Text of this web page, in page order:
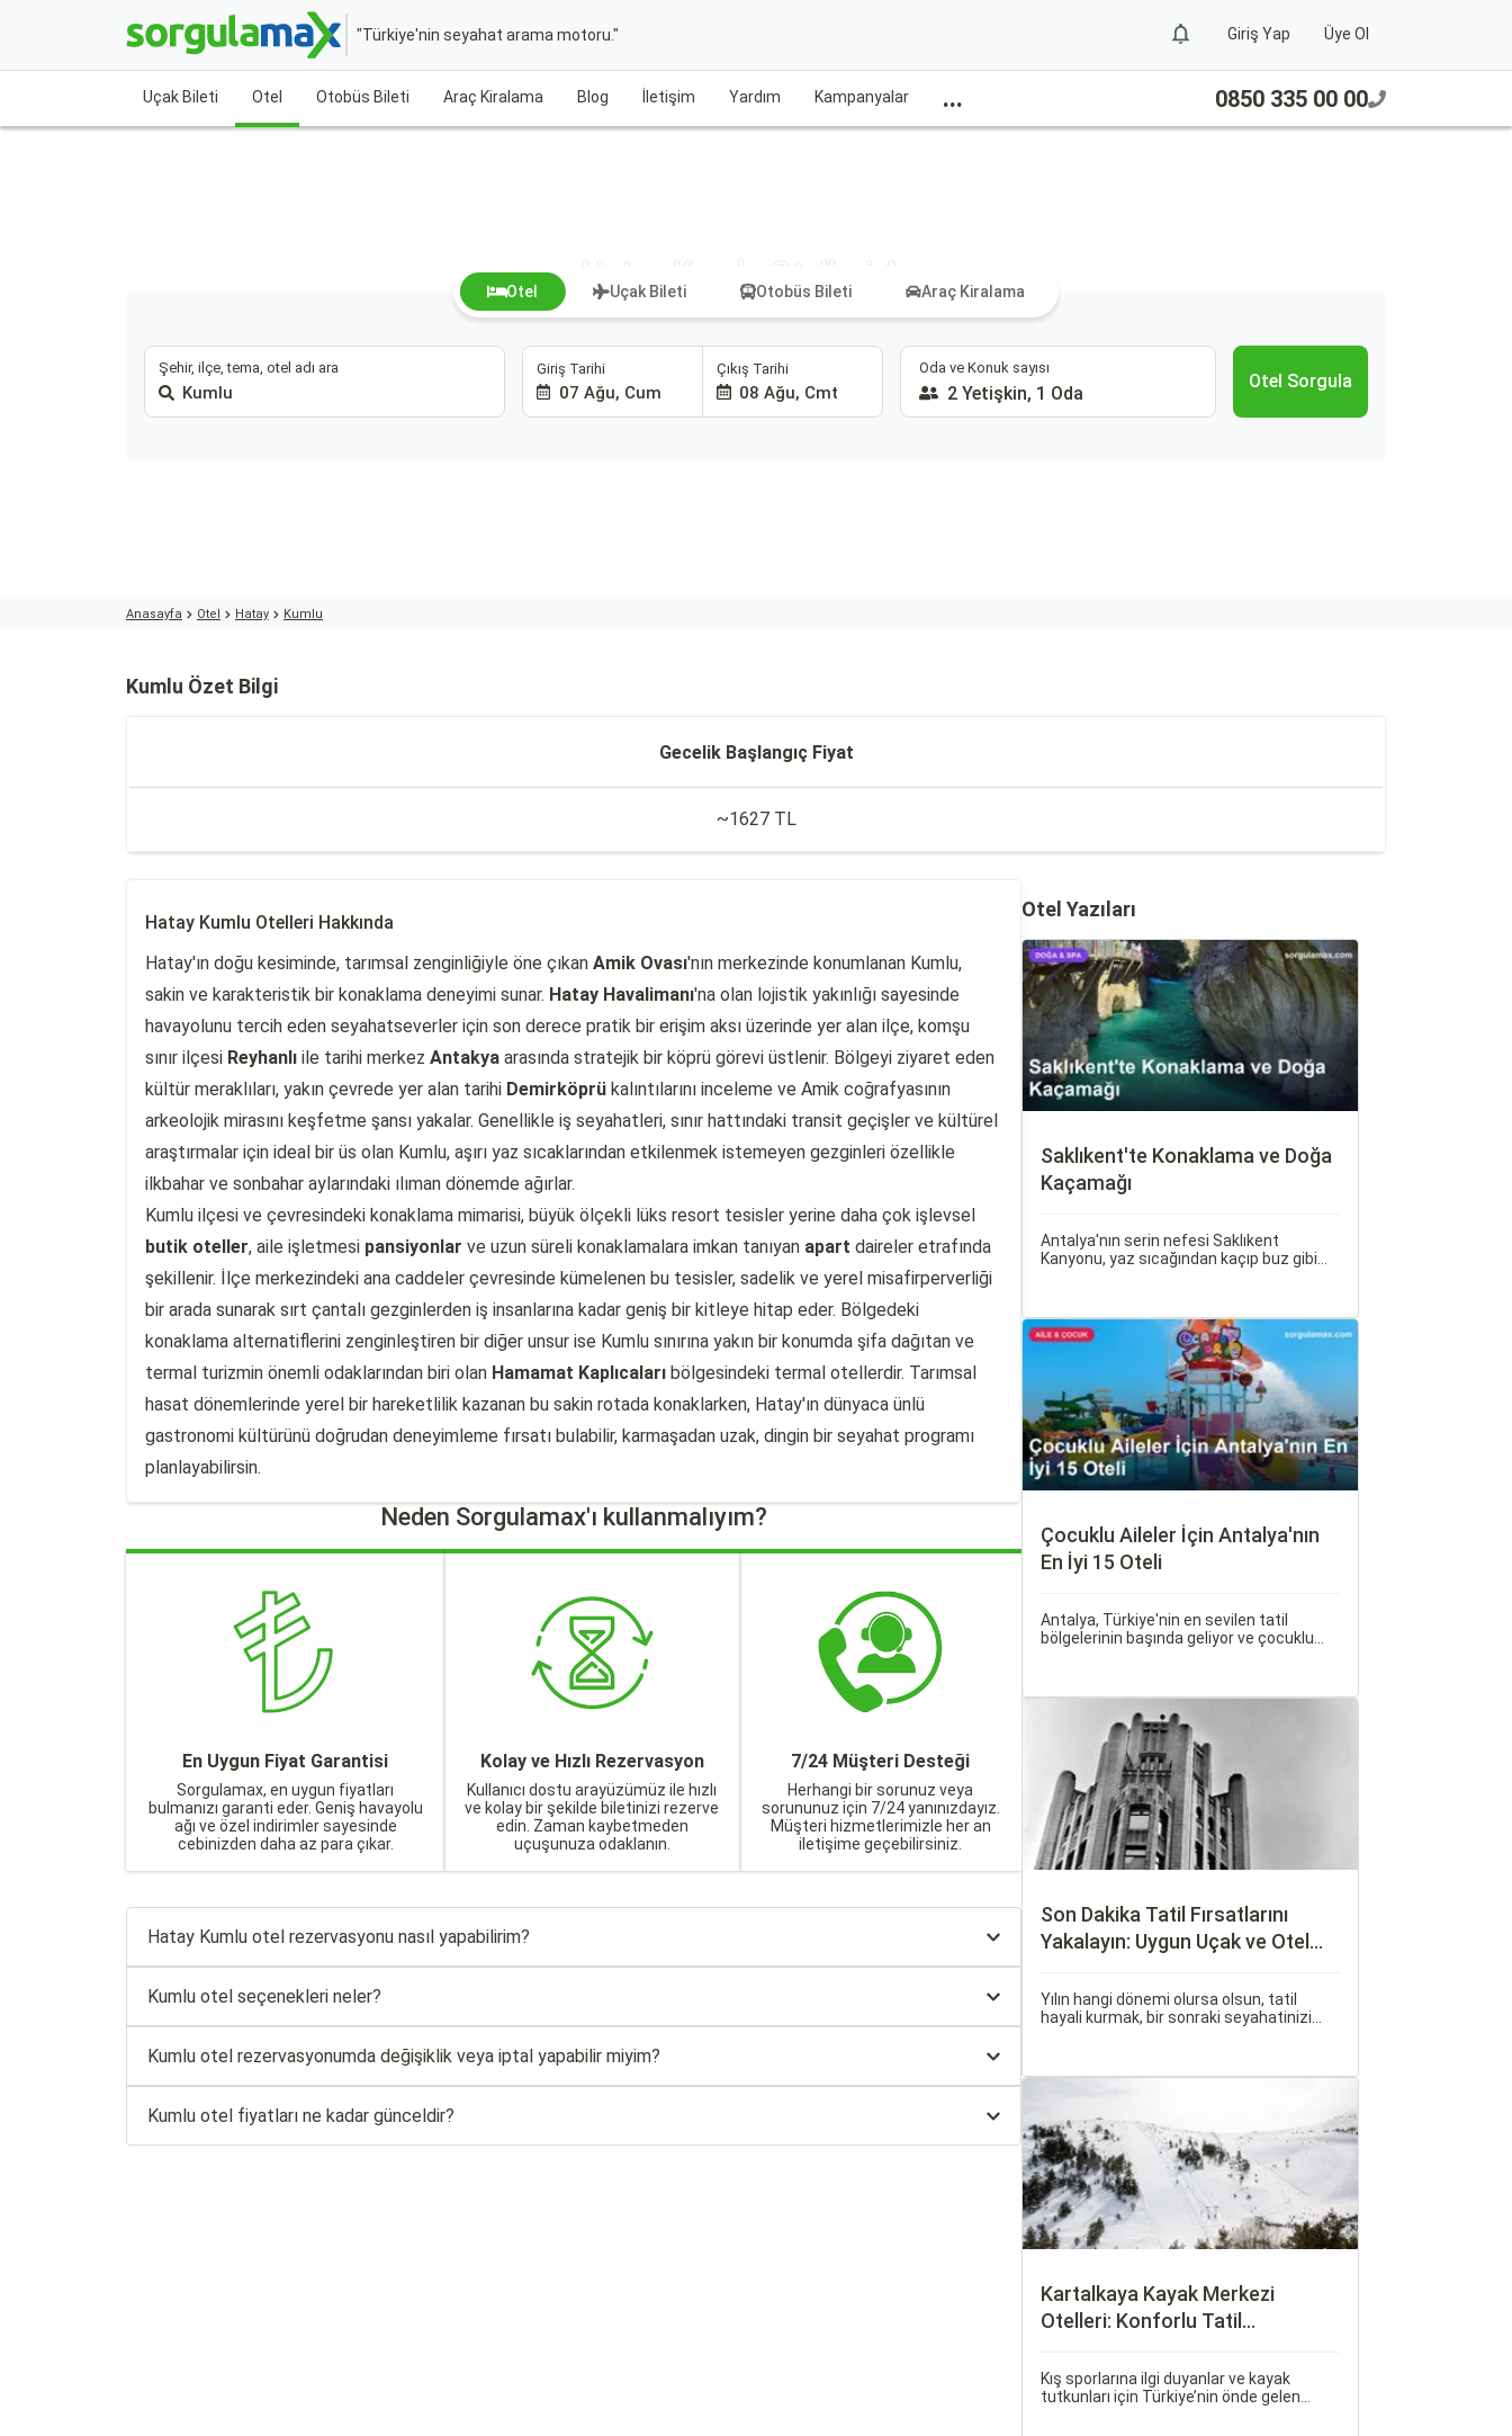
"Türkiye'nin seyahat arama motoru." Giriş Yap Üye Ol
Uçak Bileti Otel Otobüs Bileti Araç Kiralama Blog İletişim Yardım Kampanyalar ... 0850 335 00 00
Hatay Kumlu Otelleri Ara
Otel Uçak Bileti Otobüs Bileti Araç Kiralama
Şehir, ilçe, tema, otel adı ara Giriş Tarihi
07 Ağu, Cum
Çıkış Tarihi
08 Ağu, Cmt
Oda ve Konuk sayısı
2 Yetişkin, 1 Oda
Otel Sorgula
Anasayfa Otel Hatay Kumlu
Kumlu Özet Bilgi
Gecelik Başlangıç Fiyat
~1627 TL
Hatay Kumlu Otelleri Hakkında
Hatay'ın doğu kesiminde, tarımsal zenginliğiyle öne çıkan Amik Ovası'nın merkezinde konumlanan Kumlu,
sakin ve karakteristik bir konaklama deneyimi sunar. Hatay Havalimanı'na olan lojistik yakınlığı sayesinde
havayolunu tercih eden seyahatseverler için son derece pratik bir erişim aksı üzerinde yer alan ilçe, komşu
sınır ilçesi Reyhanlı ile tarihi merkez Antakya arasında stratejik bir köprü görevi üstlenir. Bölgeyi ziyaret eden
kültür meraklıları, yakın çevrede yer alan tarihi Demirköprü kalıntılarını inceleme ve Amik coğrafyasının
arkeolojik mirasını keşfetme şansı yakalar. Genellikle iş seyahatleri, sınır hattındaki transit geçişler ve kültürel
araştırmalar için ideal bir üs olan Kumlu, aşırı yaz sıcaklarından etkilenmek istemeyen gezginleri özellikle
ilkbahar ve sonbahar aylarındaki ılıman dönemde ağırlar.
Kumlu ilçesi ve çevresindeki konaklama mimarisi, büyük ölçekli lüks resort tesisler yerine daha çok işlevsel
butik oteller, aile işletmesi pansiyonlar ve uzun süreli konaklamalara imkan tanıyan apart daireler etrafında
şekillenir. İlçe merkezindeki ana caddeler çevresinde kümelenen bu tesisler, sadelik ve yerel misafirperverliği
bir arada sunarak sırt çantalı gezginlerden iş insanlarına kadar geniş bir kitleye hitap eder. Bölgedeki
konaklama alternatiflerini zenginleştiren bir diğer unsur ise Kumlu sınırına yakın bir konumda şifa dağıtan ve
termal turizmin önemli odaklarından biri olan Hamamat Kaplıcaları bölgesindeki termal otellerdir. Tarımsal
hasat dönemlerinde yerel bir hareketlilik kazanan bu sakin rotada konaklarken, Hatay'ın dünyaca ünlü
gastronomi kültürünü doğrudan deneyimleme fırsatı bulabilir, karmaşadan uzak, dingin bir seyahat programı
planlayabilirsin.
Neden Sorgulamax'ı kullanmalıyım?
En Uygun Fiyat Garantisi
Sorgulamax, en uygun fiyatları
bulmanızı garanti eder. Geniş havayolu
ağı ve özel indirimler sayesinde
cebinizden daha az para çıkar.
Kolay ve Hızlı Rezervasyon
Kullanıcı dostu arayüzümüz ile hızlı
ve kolay bir şekilde biletinizi rezerve
edin. Zaman kaybetmeden
uçuşunuza odaklanın.
7/24 Müşteri Desteği
Herhangi bir sorunuz veya
sorununuz için 7/24 yanınızdayız.
Müşteri hizmetlerimizle her an
iletişime geçebilirsiniz.
Hatay Kumlu otel rezervasyonu nasıl yapabilirim?
Kumlu otel seçenekleri neler?
Kumlu otel rezervasyonumda değişiklik veya iptal yapabilir miyim?
Kumlu otel fiyatları ne kadar günceldir?
Otel Yazıları
Saklıkent'te Konaklama ve Doğa
Kaçamağı
Antalya'nın serin nefesi Saklıkent
Kanyonu, yaz sıcağından kaçıp buz gibi
kaya duvarları arasından akan dağ suyu,
gölgeli yürüyüş patikaları ve adrenalin
dolu aktiviteleriyle tam bir doğa kaçamağı
Çocuklu Aileler İçin Antalya'nın
En İyi 15 Oteli
Antalya, Türkiye'nin en sevilen tatil
bölgelerinin başında geliyor ve çocuklu
geçirmenizi sağlayacak en iyi antalya
çocuklu aile oteli seçeneklerini bir araya
Son Dakika Tatil Fırsatlarını
Yakalayın: Uygun Uçak ve Otel
Yılın hangi dönemi olursa olsun, tatil
hayali kurmak, bir sonraki seyahatinizi
Kartalkaya Kayak Merkezi
Otelleri: Konforlu Tatil
Kış sporlarına ilgi duyanlar ve kayak
tutkunları için Türkiye’nin önde gelen